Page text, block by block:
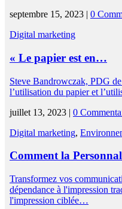
septembre 15, 2023 | 0
Digital marketing
« Le papier est en…
Steve Bandrowczak, PDG
l’utilisation du papier et
juillet 13, 2023 | 0
Digital marketing,
Comment la
Transformez vos
dépendance à l'impression
l'impression ciblée…